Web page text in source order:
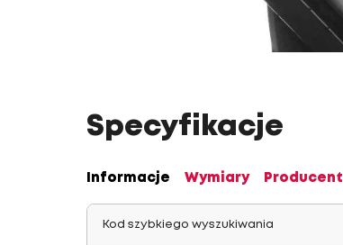
Specyfikacje
Informacje Wymiary Producent
Kod szybkiego wyszukiwania